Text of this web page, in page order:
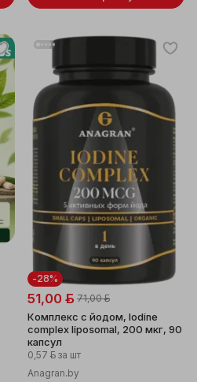
-28%
51,00 ƃ 71,00 ƃ
Комплекс с йодом, Iodine
complex liposomal, 200 мкг, 90
капсул
0,57 ƃ за шт
Anagran.by